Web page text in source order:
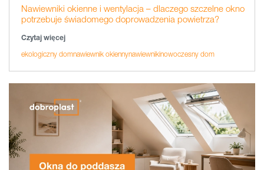
Nawiewniki okienne i wentylacja – dlaczego szczelne okno
potrzebuje świadomego doprowadzenia powietrza?
Czytaj więcej
ekologiczny domnawiewnik okiennynawiewnikinowoczesny dom